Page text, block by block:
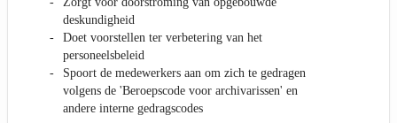
deskundigheid
Doet voorstellen ter verbetering van het
personeelsbeleid
Spoort de medewerkers aan om zich te gedragen
volgens de 'Beroepscode voor archivarissen' en
andere interne gedragscodes